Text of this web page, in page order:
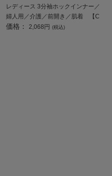
レディース 3分袖ホックインナー／
婦人用／介護／前開き／肌着 【C
F】
価格： 2,068円 (税込)